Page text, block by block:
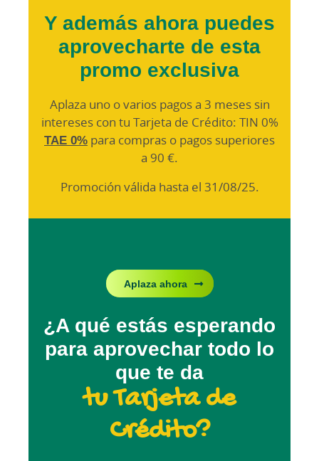
Y además ahora puedes
aprovecharte de esta
promo exclusiva
Aplaza uno o varios pagos a 3 meses sin
intereses con tu Tarjeta de Crédito: TIN 0%
TAE 0% para compras o pagos superiores
a 90 €.
Promoción válida hasta el 31/08/25.
Aplaza ahora
¿A qué estás esperando
para aprovechar todo lo
que te da
tu Tarjeta de
Crédito?